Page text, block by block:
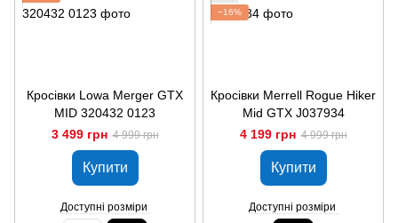
Кросівки Lowa Merger GTX
MID 320432 0123
3 499 грн 4 999 грн
Купити
Доступні розміри
−16%
Кросівки Merrell Rogue Hiker
Mid GTX J037934
4 199 грн 4 999 грн
Купити
Доступні розміри